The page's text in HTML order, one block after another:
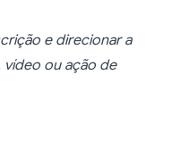
e direcionar a
vídeo ou ação de